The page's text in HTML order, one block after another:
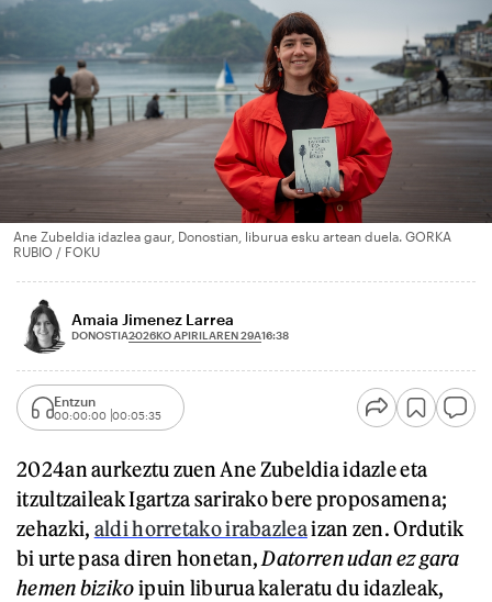
Ane Zubeldia idazlea gaur, Donostian, liburua esku artean duela. GORKA
RUBIO / FOKU
Amaia Jimenez Larrea
DONOSTIA2026KO APIRILAREN 29A16:38
Entzun
00:00:00 00:05:35
2024an aurkeztu zuen Ane Zubeldia idazle eta
itzultzaileak Igartza sarirako bere proposamena;
zehazki, aldi horretako irabazleaizan zen. Ordutik
bi urte pasa diren honetan, Datorren udan ez gara
hemen bizikoipuin liburua kaleratu du idazleak,